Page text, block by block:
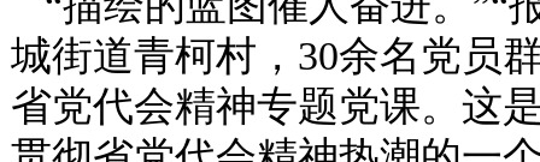
城街道青柯村，30余名党员
省党代会精神专题党课。这